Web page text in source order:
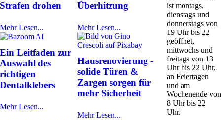
Strafen drohen
Mehr Lesen...
Überhitzung
Mehr Lesen...
Ein Leitfaden zur
Auswahl des
richtigen
Dentalklebers
Mehr Lesen...
Hausrenovierung -
solide Türen &
Zargen sorgen für
mehr Sicherheit
Mehr Lesen...
ist montags,
dienstags und
donnerstags von
19 Uhr bis 22
geöffnet,
mittwochs und
freitags von 13
Uhr bis 22 Uhr,
an Feiertagen
und am
Wochenende von
8 Uhr bis 22
Uhr.